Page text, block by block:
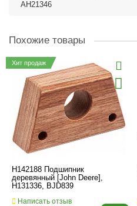
AH21346
Похожие товары
Хит продаж
H142188 Подшипник
деревянный [John Deere],
H131336, BJD839
Написать отзыв